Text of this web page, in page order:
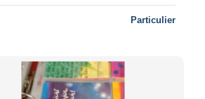
Particulier